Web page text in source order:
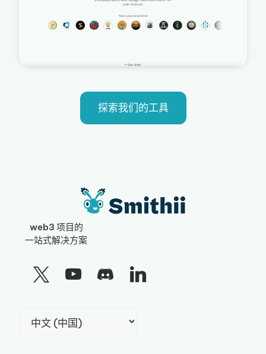
探索我们的工具
web3 项目的
一站式解决方案